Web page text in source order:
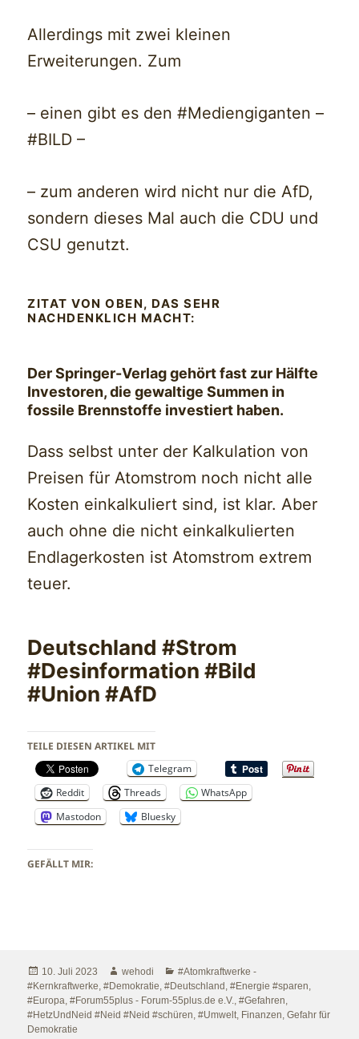
Allerdings mit zwei kleinen
Erweiterungen. Zum
– einen gibt es den #Mediengiganten –
#BILD –
– zum anderen wird nicht nur die AfD,
sondern dieses Mal auch die CDU und
CSU genutzt.
ZITAT VON OBEN, DAS SEHR
NACHDENKLICH MACHT:
Der Springer-Verlag gehört fast zur Hälfte
Investoren, die gewaltige Summen in
fossile Brennstoffe investiert haben.
Dass selbst unter der Kalkulation von
Preisen für Atomstrom noch nicht alle
Kosten einkalkuliert sind, ist klar. Aber
auch ohne die nicht einkalkulierten
Endlagerkosten ist Atomstrom extrem
teuer.
Deutschland #Strom
#Desinformation #Bild
#Union #AfD
TEILE DIESEN ARTIKEL MIT
Telegram
Reddit
Threads
WhatsApp
Mastodon
Bluesky
GEFÄLLT MIR:
Veröffentlicht
am
10. Juli 2023 Autor
wehodi Kategorien
#Atomkraftwerke -
#Kernkraftwerke ,#Demokratie ,#Deutschland ,#Energie #sparen
#Europa ,#Forum55plus - Forum-55plus.de e.V. ,#Gefahren
#HetzUndNeid #Neid #Neid #schüren ,#Umwelt Finanzen ,Gefahr für
Demokratie